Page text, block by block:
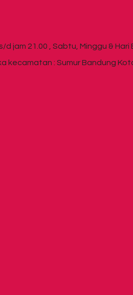
d jam 21.00 , Sabtu, Minggu &
kecamatan : Sumur Bandung